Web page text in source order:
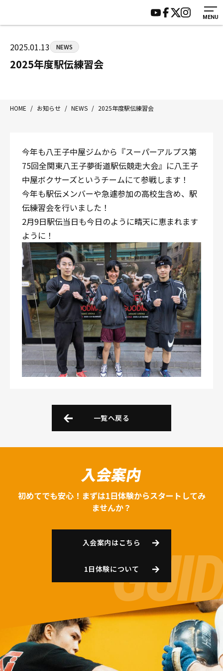
MENU
八王子中屋ボクシングジム
〒192-0072 東京都八王子市南町3-8 第2原嶋ビル1F
Tel/Fax：042-622-7222
営業時間：月〜土 14:00〜22:00 / 日・祝 14:00〜19:00
HOME
ジムについて
トレーニング
入会案内
施設紹介
サポーター募集
2025.01.13 NEWS
2025年度駅伝練習会
HOME / お知らせ / NEWS / 2025年度駅伝練習会
今年も八王子中屋ジムから『スーパーアルプス第
75回全関東八王子夢街道駅伝競走大会』に八王子
中屋ボクサーズというチームにて参戦します！
今年も駅伝メンバーや急遽参加の高校生含め、駅
伝練習会を行いました！
2月9日駅伝当日も今日のように晴天に恵まれます
ように！
一覧へ戻る
入会案内
初めてでも安心！まずは1日体験からスタートしてみ
ませんか？
入会案内はこちら
1日体験について